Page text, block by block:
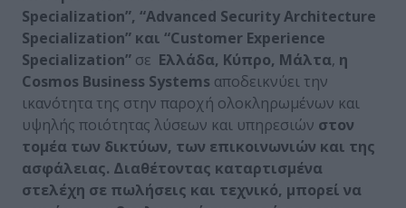
Specialization”, “Advanced SecurityArchitecture
Specialization” και “Customer Experience
Specialization” σε Ελλάδα, Κύπρο, Μάλτα, η
Cosmos Business Systems αποδεικνύει την
ικανότητα της στην παροχή ολοκληρωμένων και
υψηλής ποιότητας λύσεων και υπηρεσιών στον
τομέα των δικτύων, των επικοινωνιών και της
ασφάλειας. Διαθέτοντας καταρτισμένα
στελέχη σε πωλήσεις και τεχνικό, μπορεί να